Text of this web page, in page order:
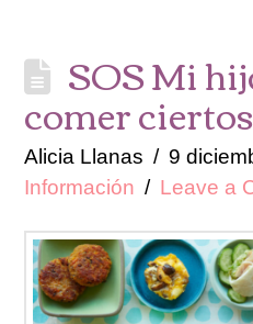
SOS Mi
comer
Alicia Llanas
9
Información
Leave a